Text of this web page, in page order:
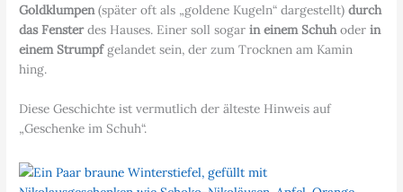
Goldklumpen(später oft als „goldene Kugeln“ dargestellt)durch
das Fensterdes Hauses. Einer soll sogarin einem Schuhoderin
einem Strumpfgelandet sein, der zum Trocknen am Kamin
hing.
Diese Geschichte ist vermutlich der älteste Hinweis auf
„Geschenke im Schuh“.